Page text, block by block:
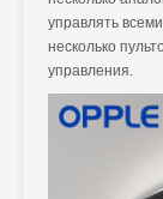
управлять
несколько
управления.